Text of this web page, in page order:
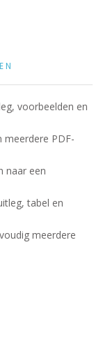
voorbeelden en
meerdere PDF-
naar een
tabel en
meerdere